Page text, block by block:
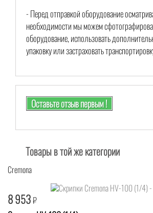
- Перед отправкой оборудование
необходимости мы можем
оборудование, использовать
упаковку или застраховать
Оставьте отзыв первым !
Товары в той же категории
Cremona
8 953₽